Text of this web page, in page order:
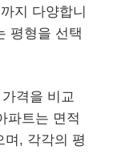
지 다양합니
평형을 선택
격을 비교
파트는 면적
며, 각각의 평